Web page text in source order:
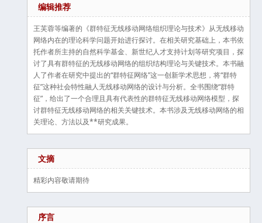
编辑推荐
王芙蓉等编著的《群特征无线移动网络组织理论与技术》从无线移动
网络内在的理论科学问题开始进行探讨。在相关研究基础上，本书依
托作者所主持的自然科学基金、新世纪人才支持计划等研究项目，探
讨了具有群特征的无线移动网络的组织结构理论与关键技术。本书融
人了作者在研究中提出的“群特征网络”这一创新学术思想，将“群特
征”这种社会特性融人无线移动网络的设计与分析。全书围绕“群特
征”，给出了一个合理且具有代表性的群特征无线移动网络模型，探
讨群特征无线移动网络的相关关键技术。本书涉及无线移动网络的相
关理论、方法以及**研究成果。
文摘
精彩内容敬请期待
序言